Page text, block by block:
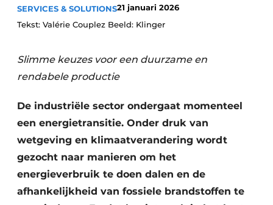
SERVICES & SOLUTIONS21 januari 2026
Tekst: Valérie Couplez Beeld: Klinger
Slimme keuzes voor een duurzame en
rendabele productie
De industriële sector ondergaat momenteel
een energietransitie. Onder druk van
wetgeving en klimaatverandering wordt
gezocht naar manieren om het
energieverbruik te doen dalen en de
afhankelijkheid van fossiele brandstoffen te